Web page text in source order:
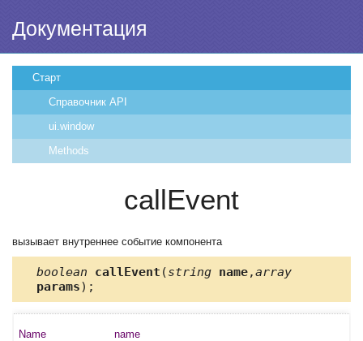
Документация
Старт
Справочник API
ui.window
Methods
callEvent
вызывает внутреннее событие компонента
boolean callEvent (string name,array
params);
name